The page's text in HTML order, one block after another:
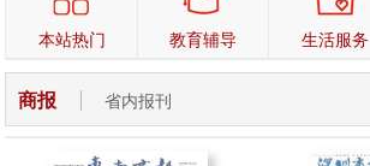
本站热门 教育辅导 生活服务
商报 省内报刊